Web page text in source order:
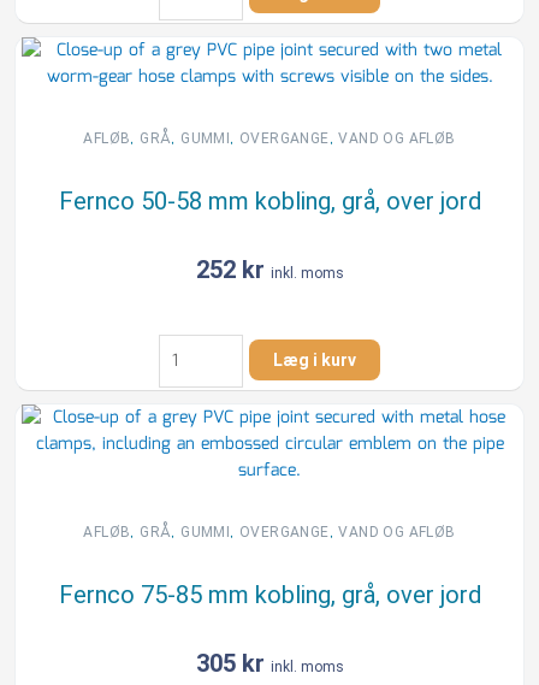
45/50-
58
mm
grå,
jord
antal
AFLØB, GRÅ, GUMMI , OVERGANGE,VAND OG AFLØB
Fernco 50-58 mm kobling, grå, over jord
252 kr inkl. moms
Fernco
50-
58
mm
kobling,
jord
Læg i kurv
AFLØB, GRÅ, GUMMI , OVERGANGE,VAND OG AFLØB
Fernco 75-85 mm kobling, grå, over jord
305 kr inkl. moms